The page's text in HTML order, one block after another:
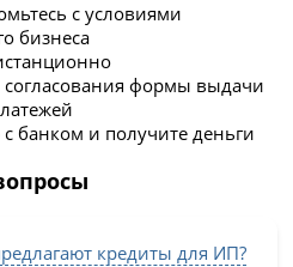
с условиями
бизнеса
формы выдачи
банком и получите деньги
кредиты для ИП?